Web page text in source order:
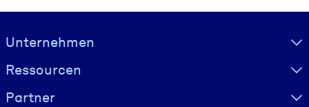
Visually hidden Text
Unternehmen
Ressourcen
Partner